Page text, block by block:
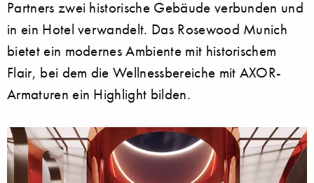
Partners zwei historische Gebäude verbunden und
in ein Hotel verwandelt. Das Rosewood Munich
bietet ein modernes Ambiente mit historischem
Flair, bei dem die Wellnessbereiche mit AXOR-
Armaturen ein Highlight bilden.